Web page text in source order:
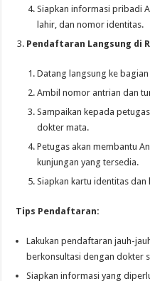
Siapkan informasi pribadi
lahir, dan nomor identitas.
Pendaftaran Langsung di
Datang langsung ke
Ambil nomor antrian dan
Sampaikan kepada
dokter mata.
Petugas akan membantu
kunjungan yang tersedia.
Siapkan kartu identitas dan
Tips Pendaftaran:
Lakukan pendaftaran jauh-
berkonsultasi dengan dokter
Siapkan informasi yang